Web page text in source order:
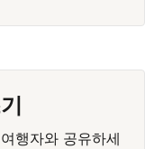
행자와 공유하세